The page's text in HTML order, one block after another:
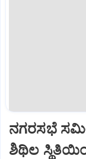
ನಗರಸಭೆ
ಶಿಥಿಲ